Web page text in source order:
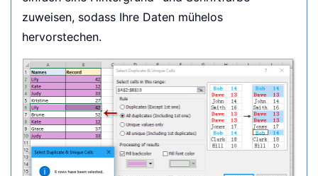
zuweisen, sodass Ihre Daten mühelos
hervorstechen.